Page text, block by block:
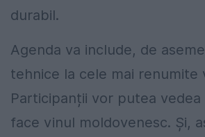
durabil.
Agenda va include, de
tehnice la cele mai renumite
Participanții vor putea
face vinul moldovenesc. Și,